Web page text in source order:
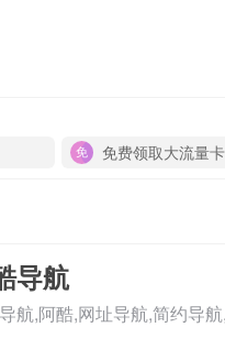
免费领取大流量
导航
航,阿酷,网址导航,简约导